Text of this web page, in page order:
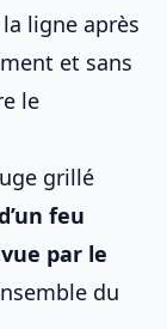
ligne après
et sans
le
grillé
feu
par le
du